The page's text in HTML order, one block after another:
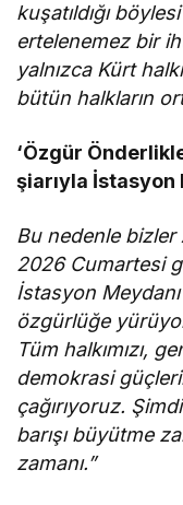
kuşatıldığı
ertelenemez bir
yalnızca Kürt
bütün halkların
‘Özgür
şiarıyla İstasyon
Bu nedenle bizler
2026 Cumartesi
İstasyon
özgürlüğe
Tüm halkımızı,
demokrasi
çağırıyoruz.
barışı büyütme
zamanı.”